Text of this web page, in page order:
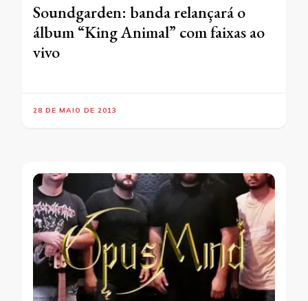
Soundgarden: banda relançará o
álbum “King Animal” com faixas ao
vivo
28 DE MAIO DE 2013